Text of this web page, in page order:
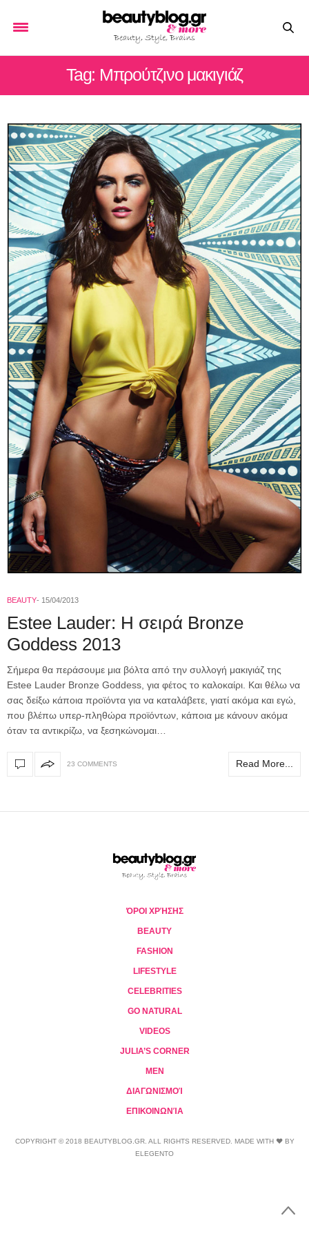
Tag: Μπρούτζινο μακιγιάζ
BEAUTY 15/04/2013
Estee Lauder: H σειρά Bronze
Goddess 2013
Σήμερα θα περάσουμε μια βόλτα από την συλλογή μακιγιάζ της
Estee Lauder Bronze Goddess, για φέτος το καλοκαίρι. Και θέλω να
σας δείξω κάποια προϊόντα για να καταλάβετε, γιατί ακόμα και εγώ,
που βλέπω υπερ-πληθώρα προϊόντων, κάποια με κάνουν ακόμα
όταν τα αντικρίζω, να ξεσηκώνομαι…
23 COMMENTS Read More...
ΌΡΟΙ ΧΡΉΣΗΣ
BEAUTY
FASHION
LIFESTYLE
CELEBRITIES
GO NATURAL
VIDEOS
JULIA’S CORNER
MEN
ΔΙΑΓΩΝΙΣΜΟΊ
ΕΠΙΚΟΙΝΩΝΊΑ
COPYRIGHT © 2018 BEAUTYBLOG.GR. ALL RIGHTS RESERVED. MADE WITH ❤ BY
ELEGENTO